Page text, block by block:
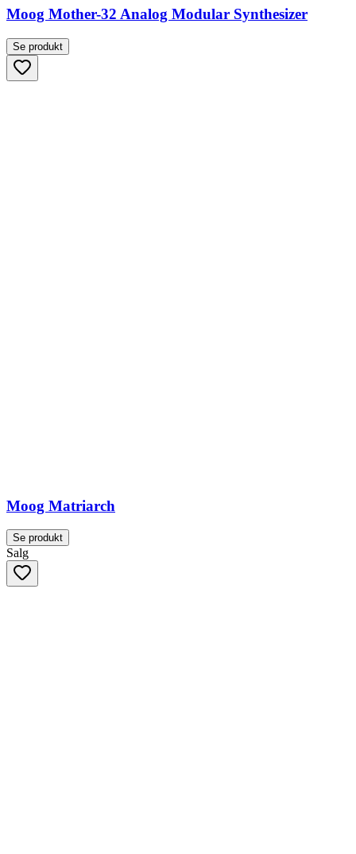
Moog Mother-32 Analog Modular Synthesizer
Se produkt
Moog Matriarch
Se produkt
Salg